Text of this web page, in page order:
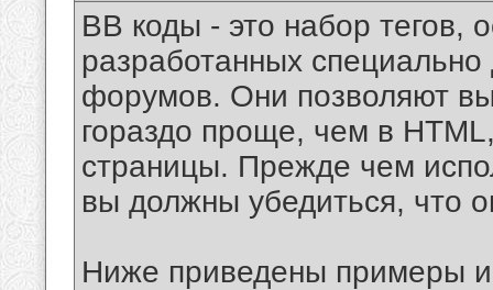
BB коды - это набор тегов,
разработанных
форумов. Они позволяют
гораздо проще, чем в
страницы. Прежде чем
вы должны убедиться, что
Ниже приведены примеры